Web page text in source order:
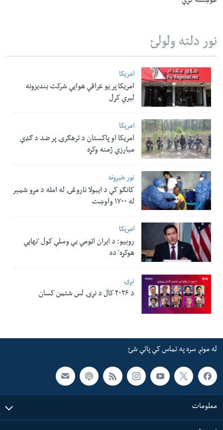
نور دلته ولولئ
امریکا
امریکا پر یو عراقي هوایي شرکت بندیزونه
لېري کړل
امریکا
امریکا او پاکستان د ترهګرۍ پر ضد د ګډې
مبارزې ژمنه وکړه
نور خبرونه
کانګو کې د ایبولا ناروغۍ له امله د مړو شمېر
له ۱۷۰۰ واوښت
امریکا
روبیو: د ایران اټومي بې وسلې کول 'نهايي
هوکړه' ده
نړۍ
د ۲۰۲۶ کال د نړۍ لس شتمن کسان
له مونږ سره په تماس کې پاتې شئ
معلومات